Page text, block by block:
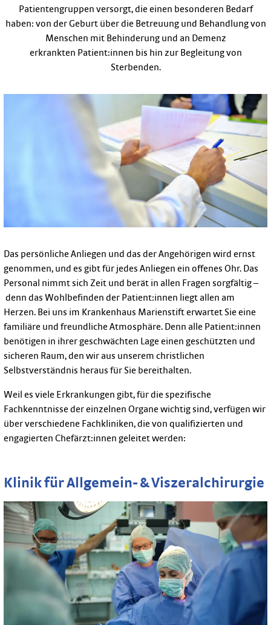
Patientengruppen versorgt, die einen besonderen Bedarf
haben: von der Geburt über die Betreuung und Behandlung von
Menschen mit Behinderung und an Demenz
erkrankten Patient:innen bis hin zur Begleitung von
Sterbenden.
Das persönliche Anliegen und das der Angehörigen wird ernst
genommen, und es gibt für jedes Anliegen ein offenes Ohr. Das
Personal nimmt sich Zeit und berät in allen Fragen sorgfältig –
denn das Wohlbefinden der Patient:innen liegt allen am
Herzen. Bei uns im Krankenhaus Marienstift erwartet Sie eine
familiäre und freundliche Atmosphäre. Denn alle Patient:innen
benötigen in ihrer geschwächten Lage einen geschützten und
sicheren Raum, den wir aus unserem christlichen
Selbstverständnis heraus für Sie bereithalten.
Weil es viele Erkrankungen gibt, für die spezifische
Fachkenntnisse der einzelnen Organe wichtig sind, verfügen wir
über verschiedene Fachkliniken, die von qualifizierten und
engagierten Chefärzt:innen geleitet werden:
Klinik für Allgemein- & Viszeralchirurgie